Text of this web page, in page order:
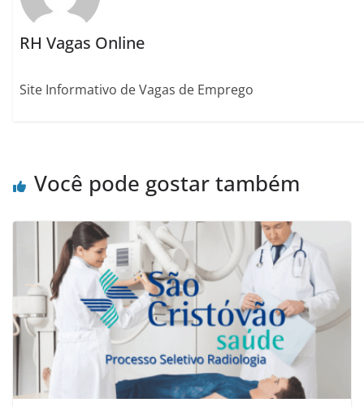
RH Vagas Online
Site Informativo de Vagas de Emprego
Você pode gostar também